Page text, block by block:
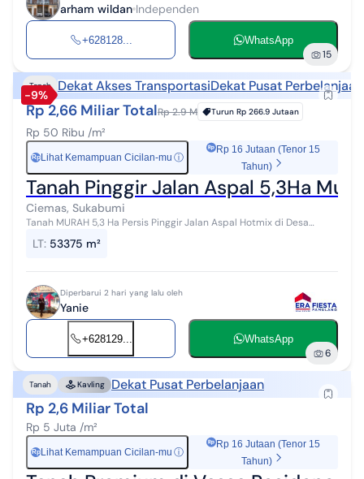
arham wildan Independen
+628128... WhatsApp
15
-9%
Tanah Dekat Akses TransportasiDekat Pusat Perbelanjaan
Rp 2,66 Miliar TotalRp 2.9 M Turun Rp 266.9 Jutaan
Rp 50 Ribu /m²
Rp Lihat Kemampuan Cicilan-mu ⓘ
Rp 16 Jutaan (Tenor 15
Tahun)
Tanah Pinggir Jalan Aspal 5,3Ha
Ciemas, Sukabumi
Tanah MURAH 5,3 Ha Persis Pinggir Jalan Aspal Hotmix di Desa
Kabupaten Sukabumi - Jawa Bara...
LT: 53375 m²
Diperbarui 2 hari yang lalu oleh
Yanie
+628129... WhatsApp
6
Tanah Kavling Dekat Pusat Perbelanjaan
Rp 2,6 Miliar Total
Rp 5 Juta /m²
Rp Lihat Kemampuan Cicilan-mu ⓘ
Rp 16 Jutaan (Tenor 15
Tahun)